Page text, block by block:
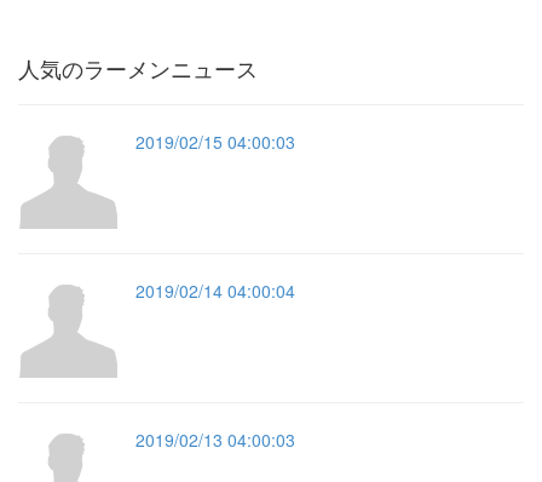
人気のラーメンニュース
2019/02/15 04:00:03
2019/02/14 04:00:04
2019/02/13 04:00:03